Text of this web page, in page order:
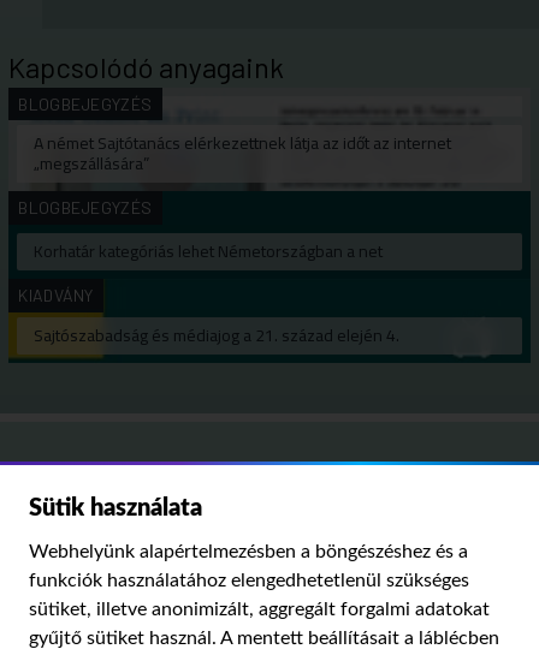
Kapcsolódó anyagaink
BLOGBEJEGYZÉS
A német Sajtótanács elérkezettnek látja az időt az internet
„megszállására”
BLOGBEJEGYZÉS
Korhatár kategóriás lehet Németországban a net
KIADVÁNY
Sajtószabadság és médiajog a 21. század elején 4.
Sütik használata
Webhelyünk alapértelmezésben a böngészéshez és a
funkciók használatához elengedhetetlenül szükséges
sütiket, illetve anonimizált, aggregált forgalmi adatokat
gyűjtő sütiket használ. A mentett beállításait a láblécben
Médiatanács,
Médiatudományi Intézet
Kutatási területeink:
MÉDIATÖRTÉNETKÁRPÁT-MEDENCEI MÉDIAKUTATÁSMÉDIAJOG